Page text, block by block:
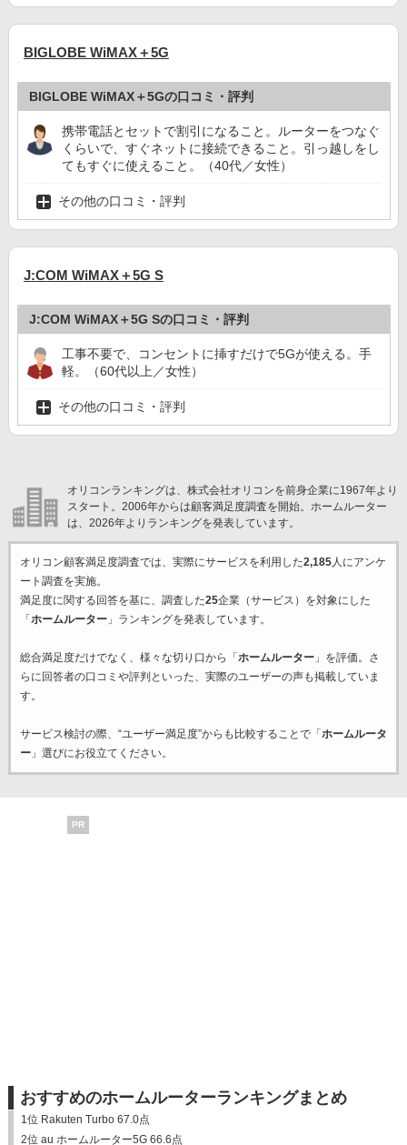
BIGLOBE WiMAX＋5G
BIGLOBE WiMAX＋5Gの口コミ・評判
携帯電話とセットで割引になること。ルーターをつなぐ
くらいで、すぐネットに接続できること。引っ越しをし
てもすぐに使えること。（40代／女性）
その他の口コミ・評判
J:COM WiMAX＋5G S
J:COM WiMAX＋5G Sの口コミ・評判
工事不要で、コンセントに挿すだけで5Gが使える。手
軽。（60代以上／女性）
その他の口コミ・評判
オリコンランキングは、株式会社オリコンを前身企業に1967年より
スタート。2006年からは顧客満足度調査を開始。ホームルーター
は、2026年よりランキングを発表しています。
オリコン顧客満足度調査では、実際にサービスを利用した2,185人にアンケ
ート調査を実施。
満足度に関する回答を基に、調査した25企業（サービス）を対象にした
「 ホームルーター」ランキングを発表しています。
総合満足度だけでなく、様々な切り口から「 ホームルーター」を評価。さ
らに回答者の口コミや評判といった、実際のユーザーの声も掲載していま
す。
サービス検討の際、“ユーザー満足度”からも比較することで「 ホームルータ
ー」選びにお役立てください。
PR
おすすめのホームルーターランキングまとめ
1位 Rakuten Turbo 67.0点
2位 au ホームルーター5G 66.6点